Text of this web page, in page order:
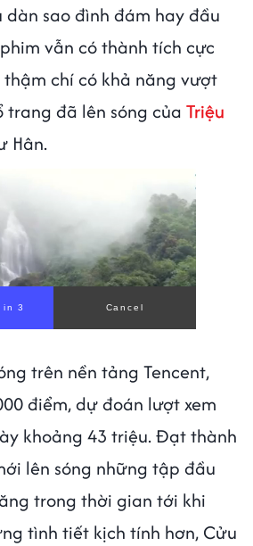
dàn sao đình đám hay đầu
vẫn có thành tích cực
chí có khả năng vượt
đã lên sóng của Triệu
Hân.
in 1 Cancel
trên nền tảng Tencent,
điểm, dự đoán lượt xem
khoảng 43 triệu. Đạt thành
lên sóng những tập đầu
trong thời gian tới khi
tình tiết kịch tính hơn, Cửu